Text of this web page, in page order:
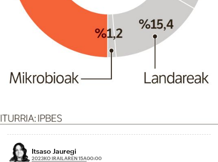
Itsaso Jauregi
2023KO IRAILAREN 15A00:00